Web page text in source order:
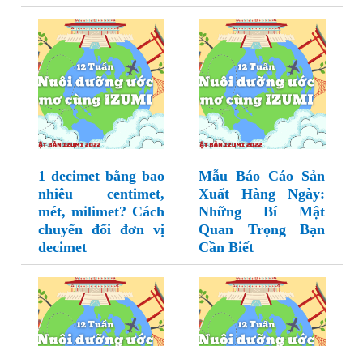
1 decimet bằng bao
nhiêu centimet,
mét, milimet? Cách
chuyển đổi đơn vị
decimet
Mẫu Báo Cáo Sản
Xuất Hàng Ngày:
Những Bí Mật
Quan Trọng Bạn
Cần Biết